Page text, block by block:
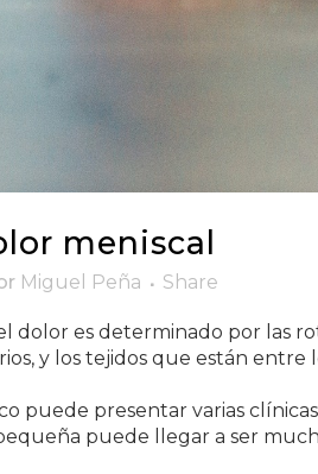
meniscal
Miguel Peña Share
dolor es determinado por las
y los tejidos que están
puede presentar varias
puede llegar a ser